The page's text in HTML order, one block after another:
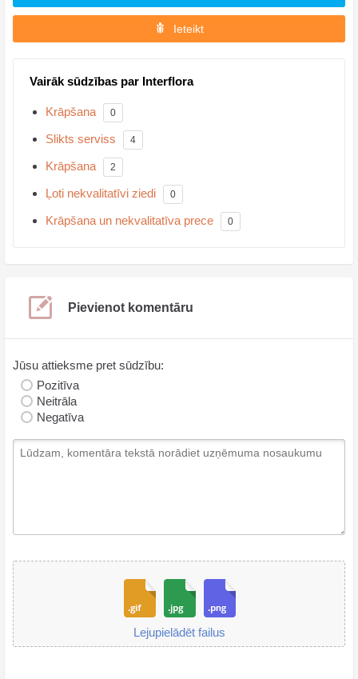
Ieteikt
Vairāk sūdzības par Interflora
Krāpšana 0
Slikts serviss 4
Krāpšana 2
Ļoti nekvalitatīvi ziedi 0
Krāpšana un nekvalitatīva prece 0
Pievienot komentāru
Jūsu attieksme pret sūdzību:
Pozitīva
Neitrāla
Negatīva
Lejupielādēt failus